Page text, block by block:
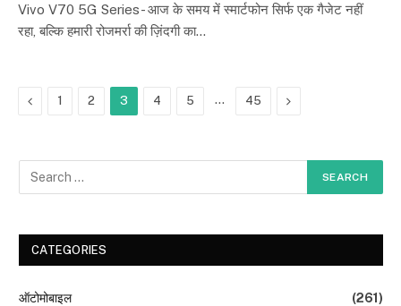
Vivo V70 5G Series- आज के समय में स्मार्टफोन सिर्फ एक गैजेट नहीं
रहा, बल्कि हमारी रोजमर्रा की ज़िंदगी का…
Previous
1 2 3 4 5 … 45 Next
CATEGORIES
ऑटोमोबाइल
(261)